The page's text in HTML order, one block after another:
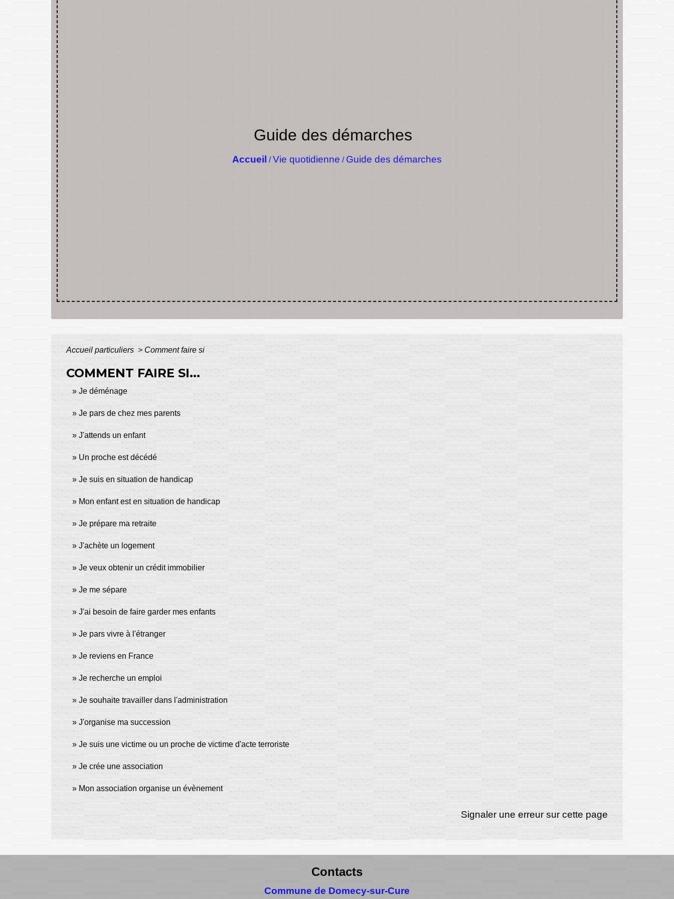
Guide des démarches
Accueil /Vie quotidienne / Guide des démarches
Accueil particuliers> Comment faire si
COMMENT FAIRE SI...
Je déménage
Je pars de chez mes parents
J'attends un enfant
Un proche est décédé
Je suis en situation de handicap
Mon enfant est en situation de handicap
Je prépare ma retraite
J'achète un logement
Je veux obtenir un crédit immobilier
Je me sépare
J'ai besoin de faire garder mes enfants
Je pars vivre à l'étranger
Je reviens en France
Je recherche un emploi
Je souhaite travailler dans l'administration
J'organise ma succession
Je suis une victime ou un proche de victime d'acte terroriste
Je crée une association
Mon association organise un évènement
Signaler une erreur sur cette page
Contacts
Commune de Domecy-sur-Cure